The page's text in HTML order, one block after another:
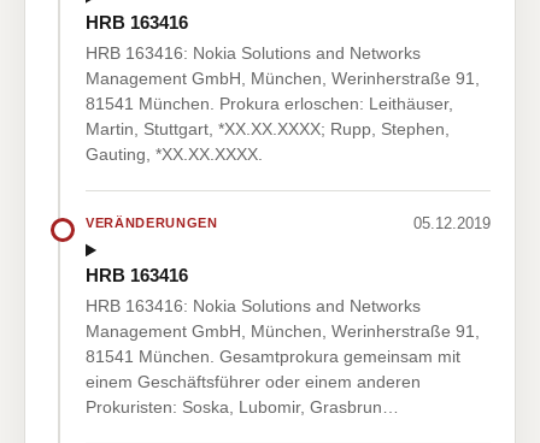
HRB 163416
HRB 163416: Nokia Solutions and Networks
Management GmbH, München, Werinherstraße 91,
81541 München. Prokura erloschen: Leithäuser,
Martin, Stuttgart, *XX.XX.XXXX; Rupp, Stephen,
Gauting, *XX.XX.XXXX.
VERÄNDERUNGEN 05.12.2019
HRB 163416
HRB 163416: Nokia Solutions and Networks
Management GmbH, München, Werinherstraße 91,
81541 München. Gesamtprokura gemeinsam mit
einem Geschäftsführer oder einem anderen
Prokuristen: Soska, Lubomir, Grasbrun…